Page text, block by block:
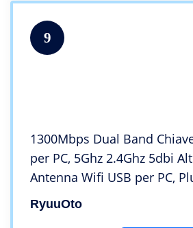
9
1300Mbps Dual Band
per PC, 5Ghz 2.4Ghz 5dbi
Antenna Wifi USB per PC,
Chiavetta Wifi per PC Fisso,
per PC, per Windows 11 10 8
RyuuOto